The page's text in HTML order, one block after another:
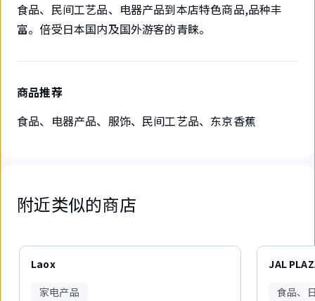
食品、民间工艺品、电器产品到本店特色商品,品种丰
富。倍受日本国内及国外游客的青睐。
商品推荐
食品、电器产品、服饰、民间工艺品、东京香蕉
附近类似的商店
Laox
家电产品
JAL
食品、